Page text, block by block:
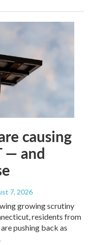
causing
— and
7, 2026
growing scrutiny
residents from
pushing back as